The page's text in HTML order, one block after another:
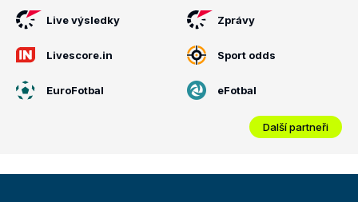
Live výsledky Zprávy
Livescore.in Sport odds
EuroFotbal eFotbal
Další partneři